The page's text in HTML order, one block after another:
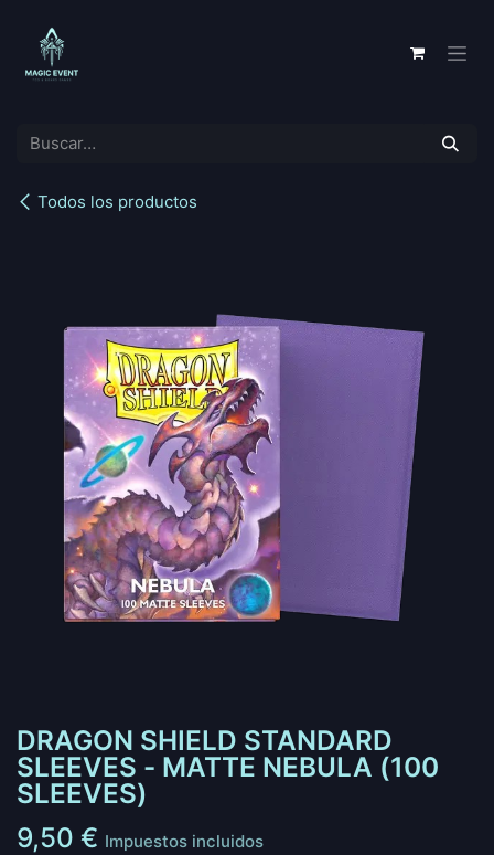
Todos los productos
DRAGON SHIELD STANDARD
SLEEVES - MATTE NEBULA (100
SLEEVES)
9,50 € Impuestos incluidos